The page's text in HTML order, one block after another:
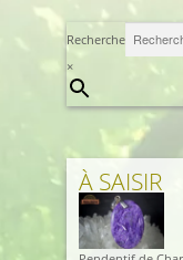
Recherche
×
À SAISIR